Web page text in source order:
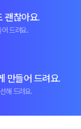
괜찮아요.
드려요.
만들어 드려요.
해 드려요.